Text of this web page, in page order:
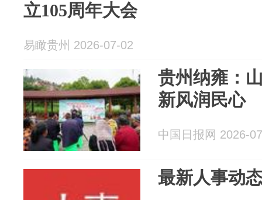
立105周年大会
易瞰贵州 2026-07-02
贵州纳雍：
新风润民心
中国日报网 2026-
最新人事动